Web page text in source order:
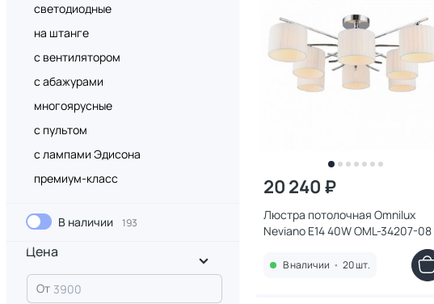
светодиодные
на штанге
с вентилятором
с абажурами
многоярусные
с пультом
с лампами Эдисона
премиум-класс
В наличии 193
Цена
От
20 240 ₽
Люстра потолочная Omnilux
Neviano E14 40W OML-34207-08
В наличии • 20 шт.